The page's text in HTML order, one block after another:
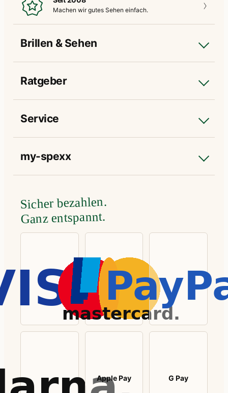
Machen wir gutes Sehen einfach.
Brillen & Sehen
Ratgeber
Service
my-spexx
Sicher bezahlen.
Ganz entspannt.
Apple Pay G Pay